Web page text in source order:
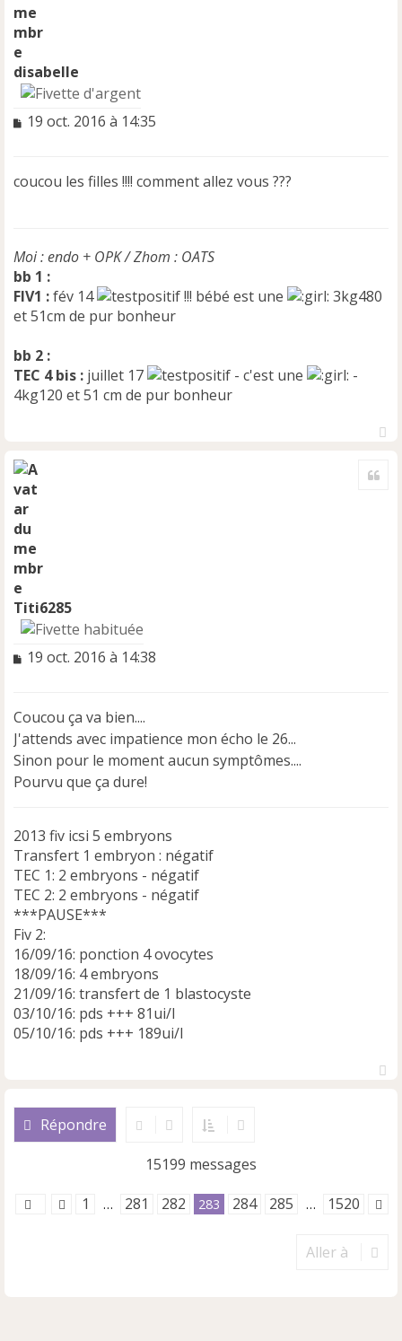
disabelle
M
a
o
n
l
u
19 oct. 2016 à 14:35
coucou les filles !!!! comment allez vous ???
Moi : endo + OPK / Zhom : OATS
bb 1 :
FIV1 :fév 14 !!! bébé est une
3kg480
et 51cm de pur bonheur
bb 2 :
TEC 4 bis : juillet 17 - c'est une
-
4kg120 et 51 cm de pur bonheur
Titi6285
M
a
g
e
n
o
l
u
19 oct. 2016 à 14:38
Coucou ça va bien....
J'attends avec impatience mon écho le 26...
Sinon pour le moment aucun symptômes....
Pourvu que ça dure!
2013 fiv icsi 5 embryons
Transfert 1 embryon : négatif
TEC 1: 2 embryons - négatif
TEC 2: 2 embryons - négatif
***PAUSE***
Fiv 2:
16/09/16: ponction 4 ovocytes
18/09/16: 4 embryons
21/09/16: transfert de 1 blastocyste
03/10/16: pds +++ 81ui/l
05/10/16: pds +++ 189ui/l
Répondre
15199 messages
1 … 281 282 283 284 285 … 1520
Aller à